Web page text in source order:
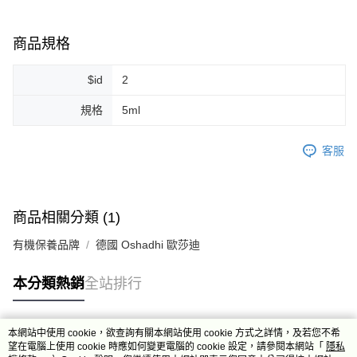
7-11純取貨 (先付款
每筆NT$100，滿NT$999(含以上)免運費
免運費
商品規格
$id 2
規格 5ml
客服
商品相關分類 (1)
有機保養品牌 德國 Oshadhi 歐莎迪
本分類熱銷全站排行
熱門標籤
本網站中使用 cookie，欲查詢有關本網站使用 cookie 方式之詳情，及若您不希
望在電腦上使用 cookie 時應如何變更電腦的 cookie 設定，請參閱本網站「 隱私